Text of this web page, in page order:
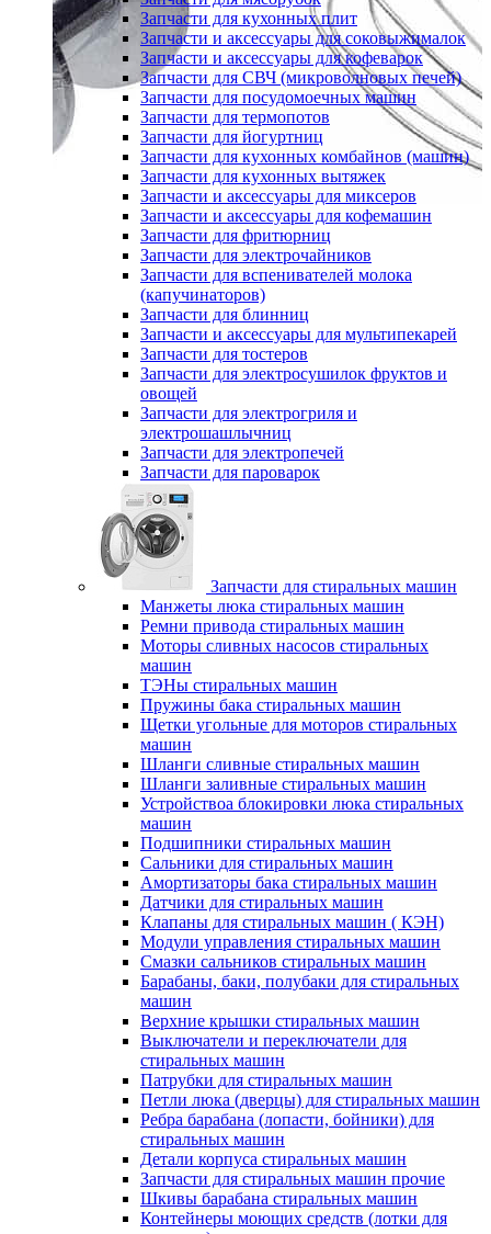
Запчасти для кухонных плит
Запчасти и аксессуары для соковыжималок
Запчасти и аксессуары для кофеварок
Запчасти для СВЧ (микроволновых печей)
Запчасти для посудомоечных машин
Запчасти для термопотов
Запчасти для йогуртниц
Запчасти для кухонных комбайнов (машин)
Запчасти для кухонных вытяжек
Запчасти и аксессуары для миксеров
Запчасти и аксессуары для кофемашин
Запчасти для фритюрниц
Запчасти для электрочайников
Запчасти для вспенивателей молока
(капучинаторов)
Запчасти для блинниц
Запчасти и аксессуары для мультипекарей
Запчасти для тостеров
Запчасти для электросушилок фруктов и
овощей
Запчасти для электрогриля и
электрошашлычниц
Запчасти для электропечей
Запчасти для пароварок
Запчасти для стиральных машин
Манжеты люка стиральных машин
Ремни привода стиральных машин
Моторы сливных насосов стиральных
машин
ТЭНы стиральных машин
Пружины бака стиральных машин
Щетки угольные для моторов стиральных
машин
Шланги сливные стиральных машин
Шланги заливные стиральных машин
Устройствоа блокировки люка стиральных
машин
Подшипники стиральных машин
Сальники для стиральных машин
Амортизаторы бака стиральных машин
Датчики для стиральных машин
Клапаны для стиральных машин ( КЭН)
Модули управления стиральных машин
Смазки сальников стиральных машин
Барабаны, баки, полубаки для стиральных
машин
Верхние крышки стиральных машин
Выключатели и переключатели для
стиральных машин
Патрубки для стиральных машин
Петли люка (дверцы) для стиральных машин
Ребра барабана (лопасти, бойники) для
стиральных машин
Детали корпуса стиральных машин
Запчасти для стиральных машин прочие
Шкивы барабана стиральных машин
Контейнеры моющих средств (лотки для